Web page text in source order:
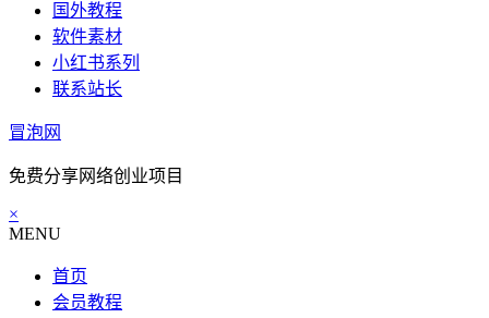
国外教程
软件素材
小红书系列
联系站长
冒泡网
免费分享网络创业项目
×
MENU
首页
会员教程